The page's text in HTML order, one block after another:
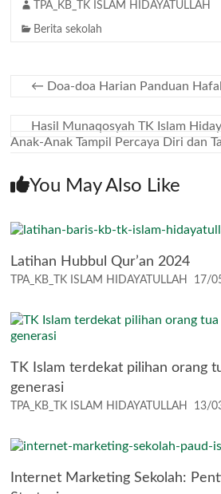
TPA_KB_TK ISLAM HIDAYATULLAH
Berita sekolah
← Doa-doa Harian Panduan
Hasil Munaqosyah TK Islam
Anak-Anak Tampil Percaya Diri dan
You May Also Like
Latihan Hubbul Qur’an 2024
TPA_KB_TK ISLAM HIDAYATULLAH 17/
TK Islam terdekat pilihan orang
generasi
TPA_KB_TK ISLAM HIDAYATULLAH 13/
Internet Marketing Sekolah: